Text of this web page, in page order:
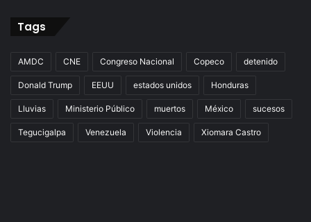
Tags
AMDC CNE Congreso Nacional Copeco detenido
Donald Trump EEUU estados unidos Honduras
Lluvias Ministerio Público muertos México sucesos
Tegucigalpa Venezuela Violencia Xiomara Castro